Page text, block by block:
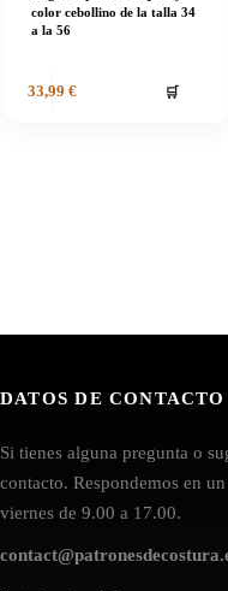
color cebollino de la talla 34
a la 56
33,99 € 🛒
DATOS DE CONTACTO
Si tienes alguna pregunta o
contacto. Respondemos en
viernes de 9.00 a 17.00.